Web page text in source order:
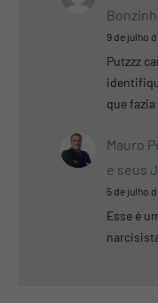
9 de julho
Putzzz
que
Mauro
e seus
5 de julho
Esse é